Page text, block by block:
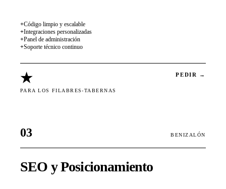
+Código limpio y escalable
+Integraciones personalizadas
+Panel de administración
+Soporte técnico continuo
★
PARA LOS FILABRES-TABERNAS
PEDIR →
03 BENIZALÓN
SEO y Posicionamiento